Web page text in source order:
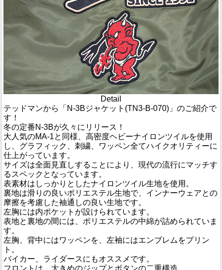
Detail
テッドマンから「N-3Bジャケット(TN3-B-070)」のご紹介で
す！
冬の定番N-3Bが久々にリリース！
大人気のMA-1と同様、高密度ヘビーナイロンツイルを使用
し、グラフィック、刺繍、ワッペン全てハイクオリティーに
仕上がっています。
サイズは全面見直しすることにより、現代の流行にマッチす
るスペックとなっています。
表素材はしっかりとしたナイロンツイル生地を使用。
裏地は滑りの良いポリエステル生地で、インナーウェアとの
摩擦を考慮した袖通しの良い生地です。
左胸には内ポケットが設けられています。
表地と裏地の間には、ポリエステルの中綿が詰められていま
す。
左胸、背中にはワッペンを、左袖にはエンブレムをプリン
ト。
バイカー、ライダースにもオススメです。